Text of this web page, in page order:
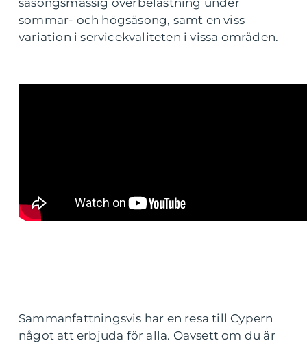
säsongsmässig överbelastning under
sommar- och högsäsong, samt en viss
variation i servicekvaliteten i vissa områden.
Sammanfattningsvis har en resa till Cypern
något att erbjuda för alla. Oavsett om du är